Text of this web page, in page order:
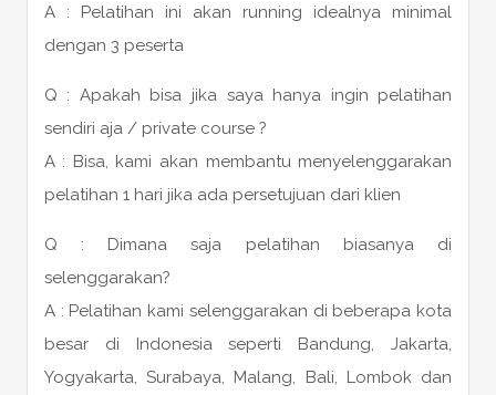
A : Pelatihan ini akan running idealnya minimal
dengan 3 peserta
Q : Apakah bisa jika saya hanya ingin pelatihan
sendiri aja / private course ?
A : Bisa, kami akan membantu menyelenggarakan
pelatihan 1 hari jika ada persetujuan dari klien
Q : Dimana saja pelatihan biasanya di
selenggarakan?
A : Pelatihan kami selenggarakan di beberapa kota
besar di Indonesia seperti Bandung, Jakarta,
Yogyakarta, Surabaya, Malang, Bali, Lombok dan